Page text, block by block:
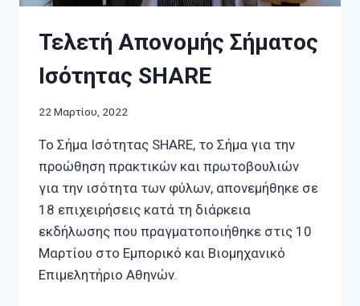
Τελετή Απονομής Σήματος
Ισότητας SHARE
22 Μαρτίου, 2022
Το Σήμα Ισότητας SHARE, το Σήμα για την
προώθηση πρακτικών και πρωτοβουλιών
για την ισότητα των φύλων, απονεμήθηκε σε
18 επιχειρήσεις κατά τη διάρκεια
εκδήλωσης που πραγματοποιήθηκε στις 10
Μαρτίου στο Εμπορικό και Βιομηχανικό
Επιμελητήριο Αθηνών.